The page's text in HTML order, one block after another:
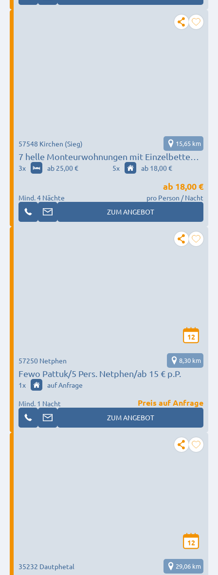
7 helle Monteurwohnungen mit Einzelbetten
als Einzelzimmer oder Doppelzimmer buchbar.
57548 Kirchen (Sieg) 15,65 km
3x ab 25,00 € 5x ab 18,00 €
Mind. 4 Nächte
ab 18,00 €
pro Person / Nacht
ZUM ANGEBOT
12
Fewo Pattuk/5 Pers. Netphen/ab 15 € p.P.
57250 Netphen 8,30 km
1x auf Anfrage
Mind. 1 Nacht
Preis auf Anfrage
ZUM ANGEBOT
12
35232 Dautphetal 29,06 km